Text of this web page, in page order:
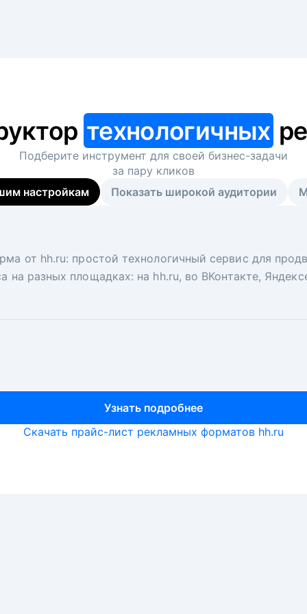
технологичных
Подберите инструмент для своей бизнес-задачи
за пару кликов
настройкам
Показать широкой аудитории
от hh.ru: простой технологичный сервис для
на разных площадках: на hh.ru, во ВКонтакте,
Узнать подробнее
вакансий на главной странице hh.ru.
ключ. Решите, сколько кандидатов и когда вам
рекрутеры и проектные менеджеры hh.ru с
Узнать подробнее
Скачать прайс-лист рекламных форматов hh.ru